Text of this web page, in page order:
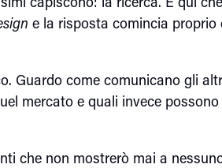
e la risposta comincia proprio
Guardo come comunicano gli
mercato e quali invece possono
che non mostrerò mai a